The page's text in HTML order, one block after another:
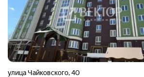
улица Чайковского,40